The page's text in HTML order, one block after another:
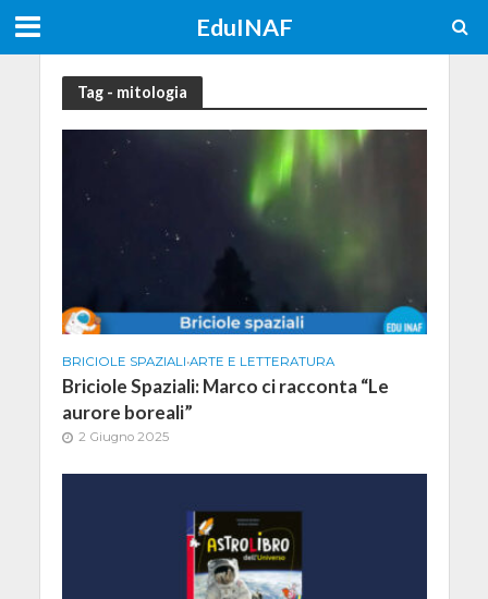
EduINAF
Tag - mitologia
BRICIOLE SPAZIALI•ARTE E LETTERATURA
Briciole Spaziali: Marco ci racconta “Le
aurore boreali”
2 Giugno 2025